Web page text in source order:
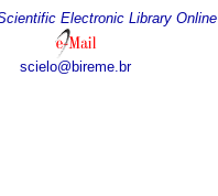
Electronic Library Online
scielo@bireme.br